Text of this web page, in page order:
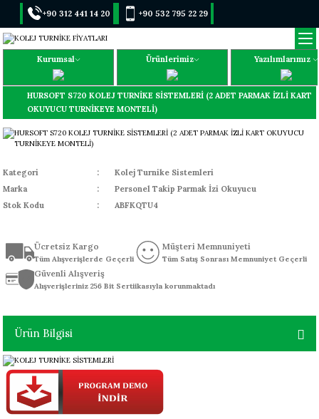
+90 312 441 14 20 +90 532 795 22 29
Kurumsal Ürünlerimiz Yazılımlarımız
HURSOFT S720 KOLEJ TURNİKE SİSTEMLERİ (2 ADET PARMAK İZLİ KART
OKUYUCU TURNİKEYE MONTELİ)
Kategori
Kolej Turnike Sistemleri
Marka
Personel Takip Parmak İzi Okuyucu
Stok Kodu
ABFKQTU4
Ücretsiz Kargo
Tüm Alışverişlerde Geçerli
Müşteri Memnuniyeti
Tüm Satış Sonrası Memnuniyet Geçerli
Güvenli Alışveriş
Alışverişleriniz 256 Bit Sertiikasıyla korunmaktadı
Ürün Bilgisi